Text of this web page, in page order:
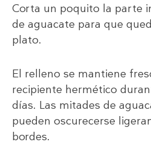
Corta un poquito la parte
de aguacate para que
plato.
El relleno se mantiene
recipiente hermético
días. Las mitades de
pueden oscurecerse
bordes.